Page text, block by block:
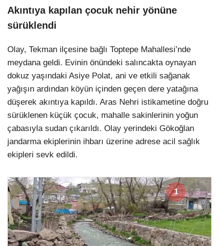
Akıntıya kapılan çocuk nehir yönüne
sürüklendi
Olay, Tekman ilçesine bağlı Toptepe Mahallesi’nde
meydana geldi. Evinin önündeki salıncakta oynayan
dokuz yaşındaki Asiye Polat, ani ve etkili sağanak
yağışın ardından köyün içinden geçen dere yatağına
düşerek akıntıya kapıldı. Aras Nehri istikametine doğru
sürüklenen küçük çocuk, mahalle sakinlerinin yoğun
çabasıyla sudan çıkarıldı. Olay yerindeki Gökoğlan
jandarma ekiplerinin ihbarı üzerine adrese acil sağlık
ekipleri sevk edildi.
1 3